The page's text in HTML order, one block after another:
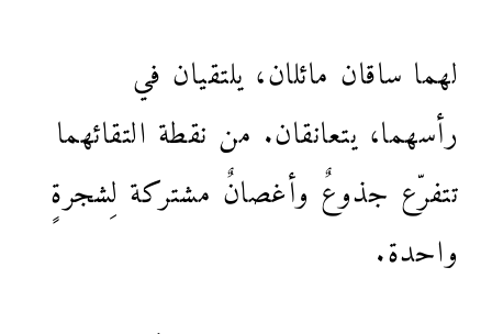
لهما ساقان مائلان، يلتقيان في
رأسهما، يتعانقان. من نقطة التقائهما
تتفرّع جذوعٌ وأغصانٌ مشتركة لِشجرةٍ
واحدة.